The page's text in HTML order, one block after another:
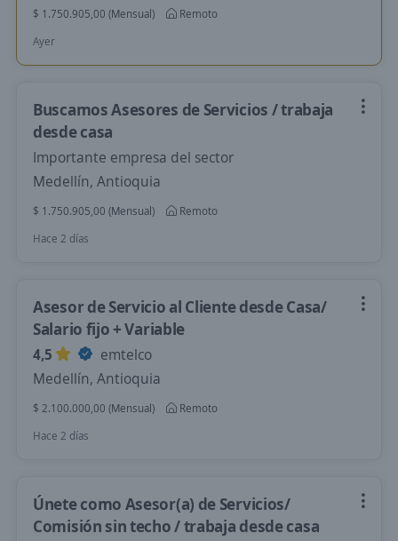
$ 1.750.905,00 (Mensual)
Remoto
Ayer
Buscamos Asesores de Servicios / trabaja
desde casa
Importante empresa del sector
Medellín, Antioquia
$ 1.750.905,00 (Mensual)
Remoto
Hace 2 días
Asesor de Servicio al Cliente desde Casa/
Salario fijo + Variable
4,5
emtelco
Medellín, Antioquia
$ 2.100.000,00 (Mensual)
Remoto
Hace 2 días
Únete como Asesor(a) de Servicios/
Comisión sin techo / trabaja desde casa